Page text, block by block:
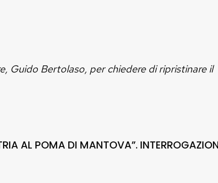
Guido Bertolaso, per chiedere di ripristinare il
AL POMA DI MANTOVA”.